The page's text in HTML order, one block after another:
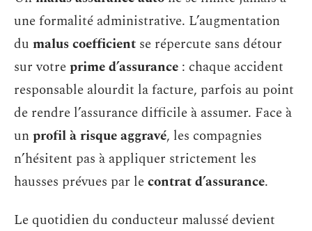
une formalité administrative. L’augmentation
du malus coefficient se répercute sans détour
sur votreprime d’assurance : chaque accident
responsable alourdit la facture, parfois au point
de rendre l’assurance difficile à assumer. Face à
unprofil à risque aggravé, les compagnies
n’hésitent pas à appliquer strictement les
hausses prévues par lecontrat d’assurance.
Le quotidien du conducteur malussé devient